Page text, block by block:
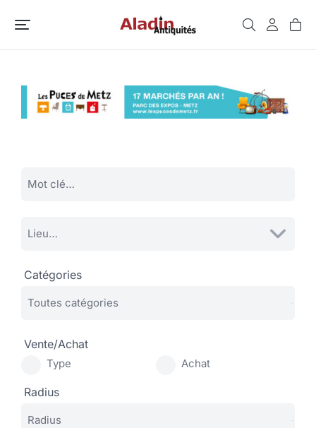
Catégories
Vente/Achat
Type Achat
Radius